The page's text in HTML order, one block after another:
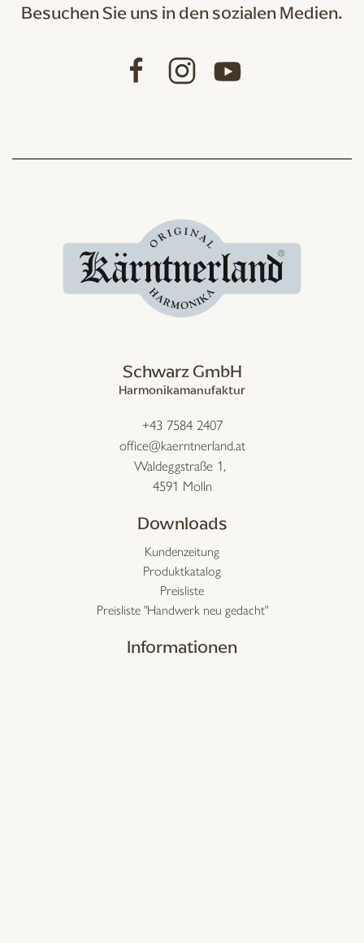
Besuchen Sie uns in den sozialen Medien.
Schwarz GmbH
Harmonikamanufaktur
+43 7584 2407
office@kaerntnerland.at
Waldeggstraße 1,
4591 Molln
Downloads
Kundenzeitung
Produktkatalog
Preisliste
Preisliste "Handwerk neu gedacht"
Informationen